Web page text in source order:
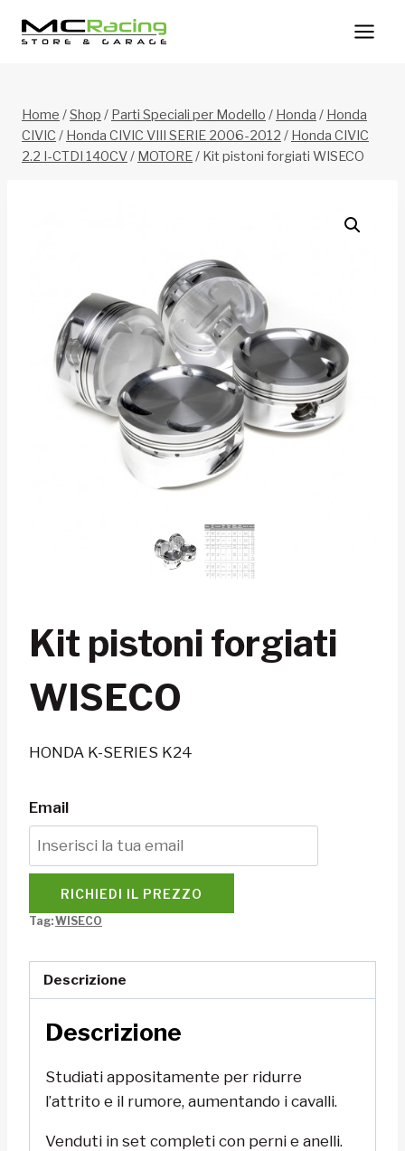
Home /Shop / Parti Speciali per Modello / Honda / Honda
CIVIC / Honda CIVIC VIII SERIE 2006-2012 / Honda CIVIC
2.2 I-CTDI 140CV/ MOTORE/ Kit pistoni forgiati WISECO
Kit pistoni forgiati
WISECO
HONDA K-SERIES K24
Email
RICHIEDI IL PREZZO
Tag:WISECO
Descrizione
Descrizione
Studiati appositamente per ridurre
l’attrito e il rumore, aumentando i cavalli.
Venduti in set completi con perni e anelli.